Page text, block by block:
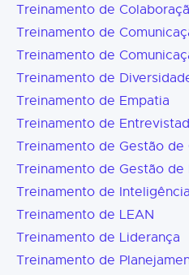
Treinamento de
Treinamento de
Treinamento de
Treinamento de
Treinamento de Empatia
Treinamento de
Treinamento de Gestão de
Treinamento de Gestão de
Treinamento de
Treinamento de LEAN
Treinamento de Liderança
Treinamento de